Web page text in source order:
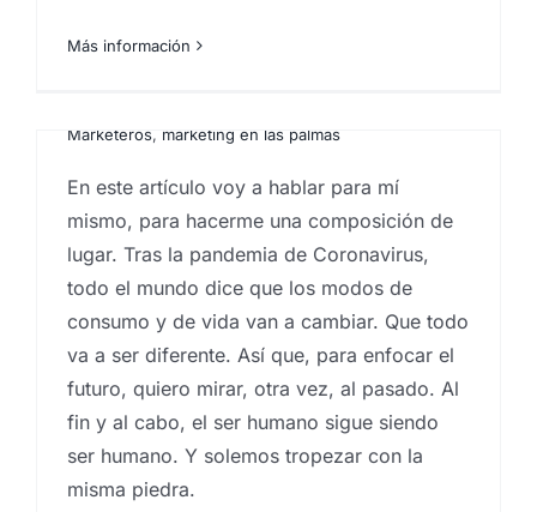
Más información
futura I.
Marketeros, marketing en las palmas
En este artículo voy a hablar para mí
mismo, para hacerme una composición de
lugar. Tras la pandemia de Coronavirus,
todo el mundo dice que los modos de
consumo y de vida van a cambiar. Que todo
va a ser diferente. Así que, para enfocar el
futuro, quiero mirar, otra vez, al pasado. Al
fin y al cabo, el ser humano sigue siendo
ser humano. Y solemos tropezar con la
misma piedra.
Sesgos estúpidos que
tenemos los seres
humanos… y que afectan al
marketing